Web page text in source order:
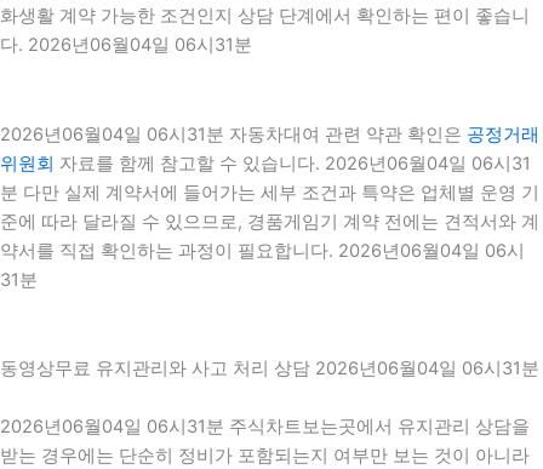
화생활 계약 가능한 조건인지 상담 단계에서 확인하는 편이 좋습니
다. 2026년06월04일 06시31분
2026년06월04일 06시31분 자동차대여 관련 약관 확인은 공정거래
위원회 자료를 함께 참고할 수 있습니다. 2026년06월04일 06시31
분 다만 실제 계약서에 들어가는 세부 조건과 특약은 업체별 운영 기
준에 따라 달라질 수 있으므로, 경품게임기 계약 전에는 견적서와 계
약서를 직접 확인하는 과정이 필요합니다. 2026년06월04일 06시
31분
동영상무료 유지관리와 사고 처리 상담 2026년06월04일 06시31분
2026년06월04일 06시31분 주식차트보는곳에서 유지관리 상담을
받는 경우에는 단순히 정비가 포함되는지 여부만 보는 것이 아니라